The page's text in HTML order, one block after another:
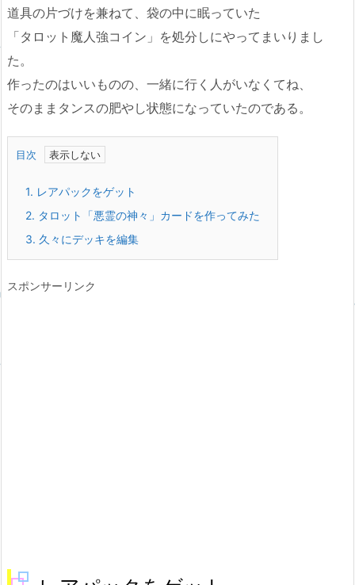
道具の片づけを兼ねて、袋の中に眠っていた
「タロット魔人強コイン」を処分しにやってまいりまし
た。
作ったのはいいものの、一緒に行く人がいなくてね、
そのままタンスの肥やし状態になっていたのである。
目次
1. レアパックをゲット
2. タロット「悪霊の神々」カードを作ってみた
3. 久々にデッキを編集
スポンサーリンク